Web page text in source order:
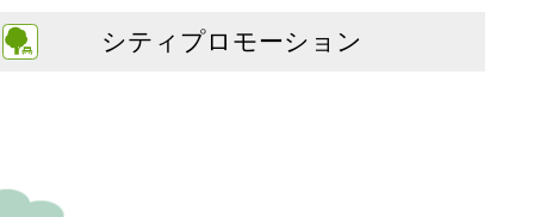
シティプロモーション